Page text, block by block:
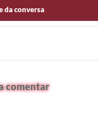
da conversa
comentar